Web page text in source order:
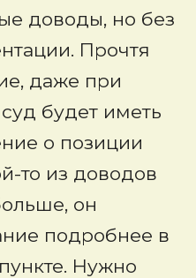
доводы, но без
Прочтя
даже при
будет иметь
о позиции
то из доводов
он
подробнее в
Нужно